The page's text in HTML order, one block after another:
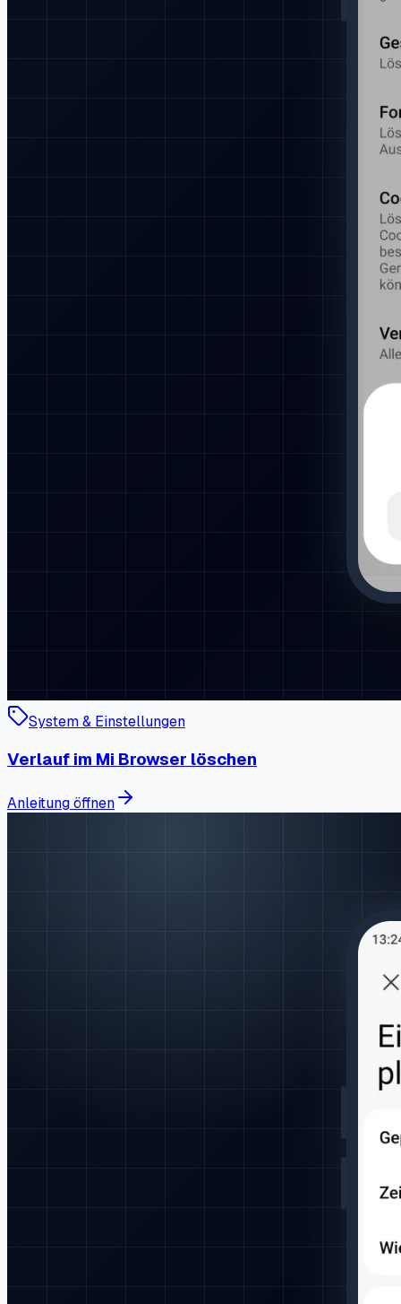
System & Einstellungen
Verlauf im Mi Browser löschen
Anleitung öffnen